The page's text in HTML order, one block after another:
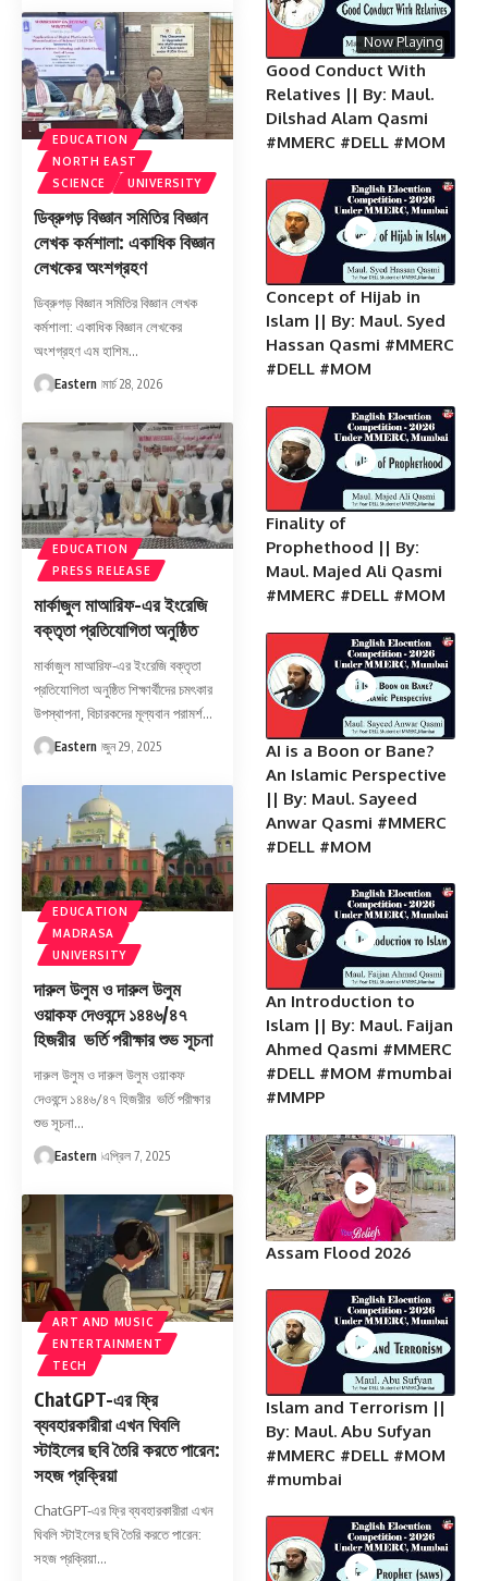
EDUCATION
NORTH EAST
SCIENCE
UNIVERSITY
ডিব্রুগড় বিজ্ঞান সমিতির বিজ্ঞান
লেখক কর্মশালা: একাধিক বিজ্ঞান
লেখকের অংশগ্রহণ
ডিব্রুগড় বিজ্ঞান সমিতির বিজ্ঞান লেখক
কর্মশালা: একাধিক বিজ্ঞান লেখকের
অংশগ্রহণ এম হাশিম…
Eastern মার্চ 28, 2026
EDUCATION
PRESS RELEASE
মার্কাজুল মাআরিফ-এর ইংরেজি
বক্তৃতা প্রতিযোগিতা অনুষ্ঠিত
মার্কাজুল মাআরিফ-এর ইংরেজি বক্তৃতা
প্রতিযোগিতা অনুষ্ঠিত শিক্ষার্থীদের চমৎকার
উপস্থাপনা, বিচারকদের মূল্যবান পরামর্শ…
Eastern জুন 29, 2025
EDUCATION
MADRASA
UNIVERSITY
দারুল উলুম ও দারুল উলুম
ওয়াকফ দেওবন্দে ১৪৪৬/৪৭
হিজরীর ভর্তি পরীক্ষার শুভ সূচনা
দারুল উলুম ও দারুল উলুম ওয়াকফ
দেওবন্দে ১৪৪৬/৪৭ হিজরীর ভর্তি পরীক্ষার
শুভ সূচনা…
Eastern এপ্রিল 7, 2025
ART AND MUSIC
ENTERTAINMENT
TECH
ChatGPT-এর ফ্রি
ব্যবহারকারীরা এখন ঘিবলি
স্টাইলের ছবি তৈরি করতে পারেন:
সহজ প্রক্রিয়া
ChatGPT-এর ফ্রি ব্যবহারকারীরা এখন
ঘিবলি স্টাইলের ছবি তৈরি করতে পারেন:
সহজ প্রক্রিয়া…
Now Playing
Good Conduct With
Relatives || By: Maul.
Dilshad Alam Qasmi
#MMERC #DELL #MOM
Concept of Hijab in
Islam || By: Maul. Syed
Hassan Qasmi #MMERC
#DELL #MOM
Finality of
Prophethood || By:
Maul. Majed Ali Qasmi
#MMERC #DELL #MOM
AI is a Boon or Bane?
An Islamic Perspective
|| By: Maul. Sayeed
Anwar Qasmi #MMERC
#DELL #MOM
An Introduction to
Islam || By: Maul. Faijan
Ahmed Qasmi #MMERC
#DELL #MOM #mumbai
#MMPP
Assam Flood 2026
Islam and Terrorism ||
By: Maul. Abu Sufyan
#MMERC #DELL #MOM
#mumbai